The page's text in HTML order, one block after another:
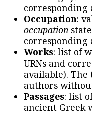
corresponding
Occupation:
occupation
corresponding
Works: list of
URNs and
available). The
authors
Passages: list
ancient Greek